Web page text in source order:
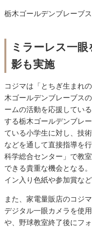
栃木ゴールデンブレーブ
ミラーレス一
影も実施
コジマは「とちぎ生まれ
木ゴールデンブレーブス
ームの活動を応援してい
する栃木ゴールデンブレ
ている小学生に対し、技
などを通して直接指導を
科学総合センター」で教
できる貴重な機会となる
イン入り色紙や参加賞な
また、家電量販店のコジ
デジタル一眼カメラを使
や、野球教室終了後にフ